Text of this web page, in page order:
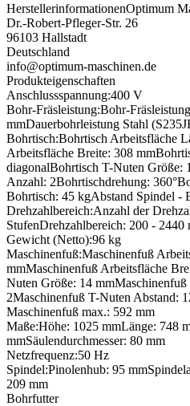
HerstellerinformationenOptimum
Dr.-Robert-Pfleger-Str. 26
96103 Hallstadt
Deutschland
info@optimum-maschinen.de
Produkteigenschaften
Anschlussspannung:400 V
Bohr-Fräsleistung:Bohr-
mmDauerbohrleistung Stahl
Bohrtisch:Bohrtisch Arbeitsfläche
Arbeitsfläche Breite: 308 mm
diagonalBohrtisch T-Nuten Größe:
Anzahl: 2Bohrtischdrehung: 360°
Bohrtisch: 45 kgAbstand Spindel -
Drehzahlbereich:Anzahl der
StufenDrehzahlbereich: 200 - 2440
Gewicht (Netto):96 kg
Maschinenfuß:Maschinenfuß
mmMaschinenfuß Arbeitsfläche
Nuten Größe: 14 mm
2Maschinenfuß T-Nuten Abstand:
Maschinenfuß max.: 592 mm
Maße:Höhe: 1025 mmLänge: 748
mmSäulendurchmesser: 80 mm
Netzfrequenz:50 Hz
Spindel:Pinolenhub: 95 mm
209 mm
Bohrfutter